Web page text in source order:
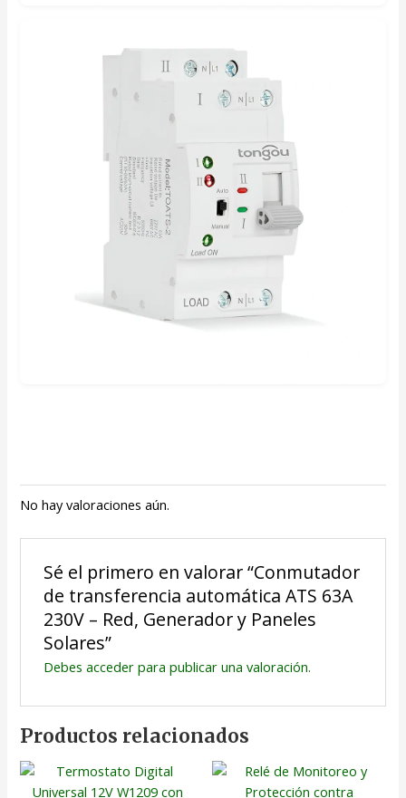
No hay valoraciones aún.
Sé el primero en valorar “Conmutador
de transferencia automática ATS 63A
230V – Red, Generador y Paneles
Solares”
Debes accederpara publicar una valoración.
Productos relacionados